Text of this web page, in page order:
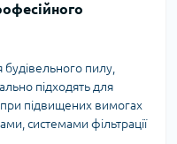
пилу,
підходять для
підвищених вимогах
системами фільтрації